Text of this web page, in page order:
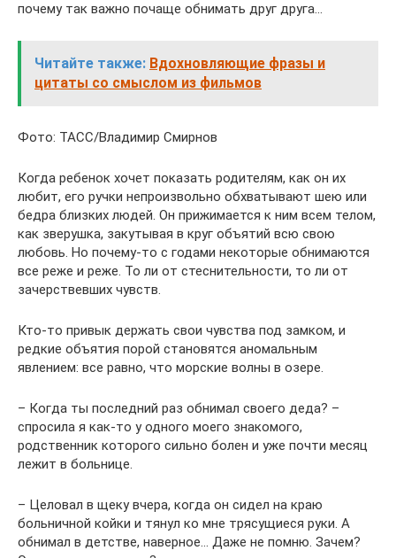
почему так важно почаще обнимать друг друга…
Читайте также: Вдохновляющие фразы и
цитаты со смыслом из фильмов
Фото: ТАСС/Владимир Смирнов
Когда ребенок хочет показать родителям, как он их
любит, его ручки непроизвольно обхватывают шею или
бедра близких людей. Он прижимается к ним всем телом,
как зверушка, закутывая в круг объятий всю свою
любовь. Но почему-то с годами некоторые обнимаются
все реже и реже. То ли от стеснительности, то ли от
зачерствевших чувств.
Кто-то привык держать свои чувства под замком, и
редкие объятия порой становятся аномальным
явлением: все равно, что морские волны в озере.
– Когда ты последний раз обнимал своего деда? –
спросила я как-то у одного моего знакомого,
родственник которого сильно болен и уже почти месяц
лежит в больнице.
– Целовал в щеку вчера, когда он сидел на краю
больничной койки и тянул ко мне трясущиеся руки. А
обнимал в детстве, наверное… Даже не помню. Зачем?